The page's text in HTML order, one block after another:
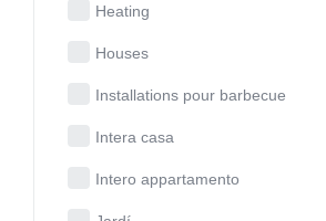
Heating
Houses
Installations pour barbecue
Intera casa
Intero appartamento